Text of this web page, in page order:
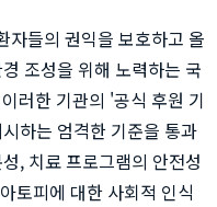
자들의 권익을 보호하고 올
조성을 위해 노력하는 국
러한 기관의 '공식 후원 기
하는 엄격한 기준을 통과
, 치료 프로그램의 안전성
토피에 대한 사회적 인식